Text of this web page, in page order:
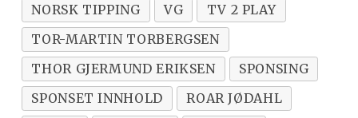
NORSK TIPPING VG
TV 2 PLAY
TOR-MARTIN TORBERGSEN
THOR GJERMUND ERIKSEN
SPONSING
SPONSET INNHOLD
ROAR JØDAHL